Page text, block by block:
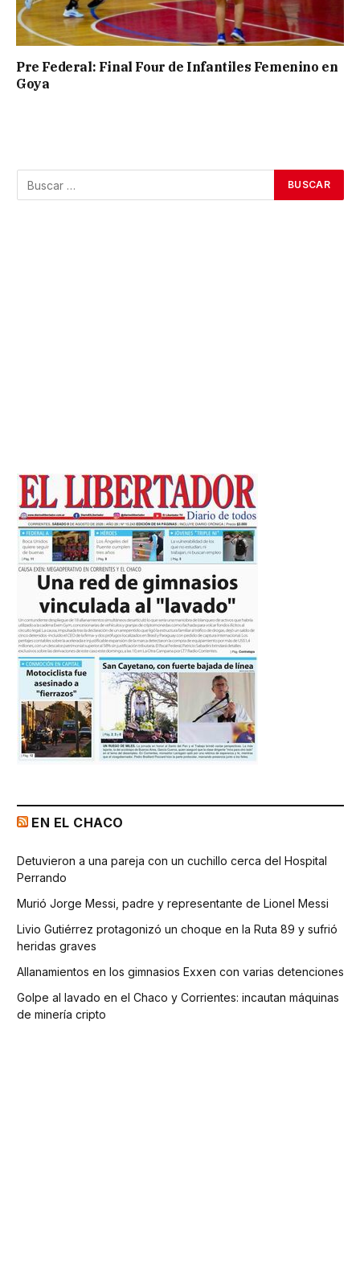
Pre Federal: Final Four de Infantiles Femenino en
Goya
EN EL CHACO
Detuvieron a una pareja con un cuchillo cerca del Hospital
Perrando
Murió Jorge Messi, padre y representante de Lionel Messi
Livio Gutiérrez protagonizó un choque en la Ruta 89 y sufrió
heridas graves
Allanamientos en los gimnasios Exxen con varias detenciones
Golpe al lavado en el Chaco y Corrientes: incautan máquinas
de minería cripto